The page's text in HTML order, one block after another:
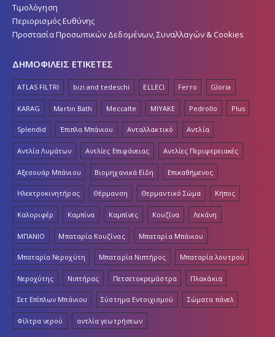
Τιμολόγηση
Περιορισμός Ευθύνης
Προστασία Προσωπικών Δεδομένων, Συναλλαγών & Cookies
ΔΗΜΟΦΙΛΕΙΣ ΕΤΙΚΕΤΕΣ
ATLAS FILTRI bizi and tedeschi ELLECI Ferro Gloria
KARAG Martin Bath Meccalte MIYAKE Pedrollo Plus
Splendid Έπιπλα Μπάνιου Ανταλλακτικό Αντλία
Αντλία Λυμάτων Αντλίες Επιφάνειας Αντλίες Περιφερειακές
Αξεσουάρ Μπάνιου Βιομηχανικά Είδη Επικαθήμενος
Ηλεκτροκινητήρας Θέρμανση Θερμαντικό Σώμα Κήπος
Καλοριφέρ Καμπίνα Καμπίνες Κουζίνα Λεκάνη
ΜΠΑΝΙΟ Μπαταρία Κουζίνας Μπαταρία Μπάνιου
Μπαταρία Νεροχύτη Μπαταρία Νιπτήρος Μπαταρία λουτρού
Νεροχύτης Νιπτήρας Πετσετοκρεμάστρα Πλακάκια
Σετ Επίπλων Μπάνιου Σύστημα Εντοιχισμού Σώματα πάνελ
Φίλτρα νερού αντλία γεωτρήσεων